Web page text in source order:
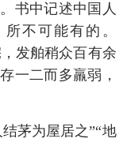
书中记述中国人
不可能有的。
发舶稍众百有余
一二而多羸弱，
茅为屋居之”“地